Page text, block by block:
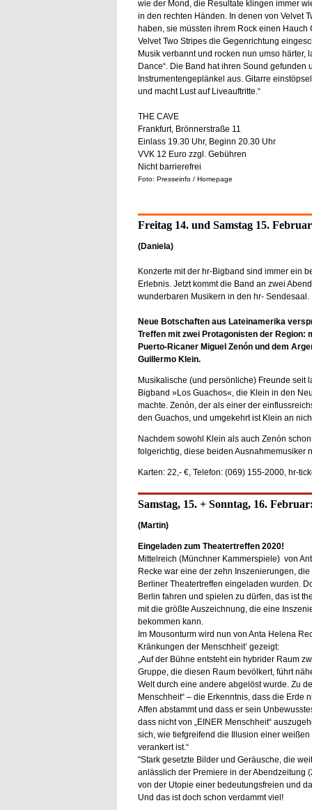
wie der Mond, die Resultate klingen immer
in den rechten Händen. In denen von Velvet
haben, sie müssten ihrem Rock einen
Velvet Two Stripes die Gegenrichtung
Musik verbannt und rocken nun umso härter,
Dance“. Die Band hat ihren Sound
Instrumentengeplänkel aus. Gitarre
und macht Lust auf Liveauftritte.“
THE CAVE
Frankfurt, Brönnerstraße 11
Einlass 19.30 Uhr, Beginn 20.30 Uhr
VVK 12 Euro zzgl. Gebühren
Nicht barrierefrei
Foto: Presseinfo / Homepage
Freitag 14. und Samstag 15.
(Daniela)
Konzerte mit der hr-Bigband sind immer ein
Erlebnis. Jetzt kommt die Band an zwei
wunderbaren Musikern in den hr- Sendesaal.
Neue Botschaften aus Lateinamerika
Treffen mit zwei Protagonisten der Region:
Puerto-Ricaner Miguel Zenón und dem
Guillermo Klein.
Musikalische (und persönliche) Freunde seit
Bigband »Los Guachos«, die Klein in den
machte. Zenón, der als einer der
den Guachos, und umgekehrt ist Klein an
Nachdem sowohl Klein als auch Zenón
folgerichtig, diese beiden Ausnahmemusiker
Karten: 22,- €, Telefon: (069) 155-2000, hr-
Samstag, 15. + Sonntag, 16.
(Martin)
Eingeladen zum Theatertreffen 2020!
Mittelreich (Münchner Kammerspiele) von
Recke war eine der zehn Inszenierungen, die
Berliner Theatertreffen eingeladen wurden.
Berlin fahren und spielen zu dürfen, das ist
mit die größte Auszeichnung, die eine
bekommen kann.
Im Mousonturm wird nun von Anta Helena
Kränkungen der Menschheit’ gezeigt:
„Auf der Bühne entsteht ein hybrider Raum
Gruppe, die diesen Raum bevölkert, führt
Welt durch eine andere abgelöst wurde. Zu
Menschheit“ – die Erkenntnis, dass die Erde
Affen abstammt und dass er sein
dass nicht von „EINER Menschheit“
sich, wie tiefgreifend die Illusion einer
verankert ist.“
"Stark gesetzte Bilder und Geräusche, die
anlässlich der Premiere in der Abendzeitung
von der Utopie einer bedeutungsfreien und
Und das ist doch schon verdammt viel!